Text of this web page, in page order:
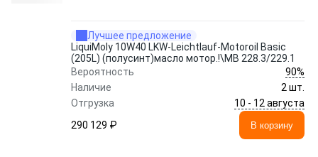
Лучшее предложение
LiquiMoly 10W40 LKW-Leichtlauf-Motoroil Basic
(205L) (полусинт)масло мотор.!\MB 228.3/229.1
Вероятность
90%
Наличие
2 шт.
Отгрузка
10 - 12 августа
290 129 ₽
В корзину